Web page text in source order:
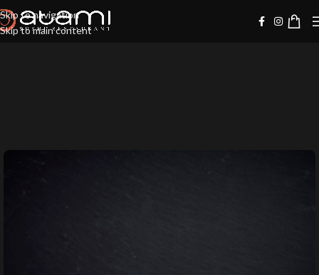
Skip to navigation
Skip to main content